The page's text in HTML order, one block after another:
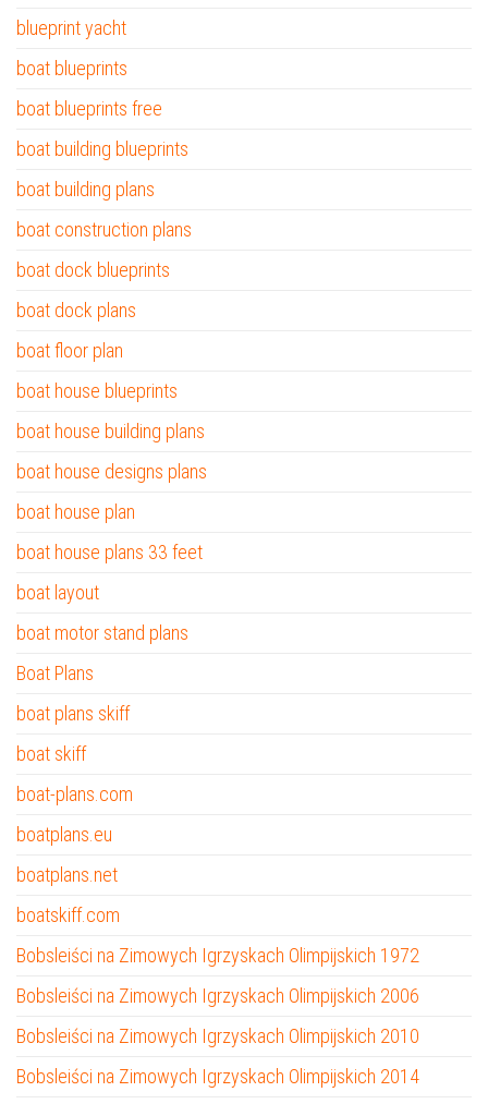
blueprint yacht
boat blueprints
boat blueprints free
boat building blueprints
boat building plans
boat construction plans
boat dock blueprints
boat dock plans
boat floor plan
boat house blueprints
boat house building plans
boat house designs plans
boat house plan
boat house plans 33 feet
boat layout
boat motor stand plans
Boat Plans
boat plans skiff
boat skiff
boat-plans.com
boatplans.eu
boatplans.net
boatskiff.com
Bobsleiści na Zimowych Igrzyskach Olimpijskich 1972
Bobsleiści na Zimowych Igrzyskach Olimpijskich 2006
Bobsleiści na Zimowych Igrzyskach Olimpijskich 2010
Bobsleiści na Zimowych Igrzyskach Olimpijskich 2014